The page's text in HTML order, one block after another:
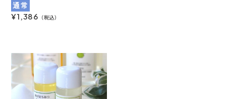
通常
¥1,386 （税込）